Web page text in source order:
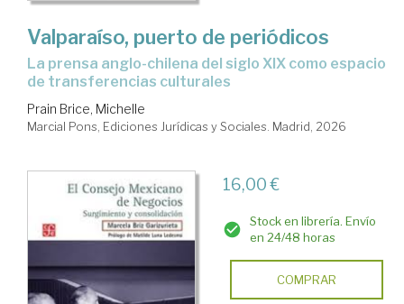
Valparaíso, puerto de periódicos
La prensa anglo-chilena del siglo XIX como espacio
de transferencias culturales
Prain Brice, Michelle
Marcial Pons, Ediciones Jurídicas y Sociales. Madrid, 2026
16,00 €
Stock en librería. Envío
en 24/48 horas
COMPRAR